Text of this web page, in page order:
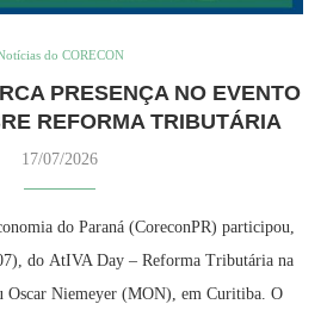
do CORECON
PRESENÇA NO EVENTO
REFORMA TRIBUTÁRIA
17/07/2026
do Paraná (CoreconPR) participou,
do AtIVA Day – Reforma Tributária na
Oscar Niemeyer (MON), em Curitiba. O